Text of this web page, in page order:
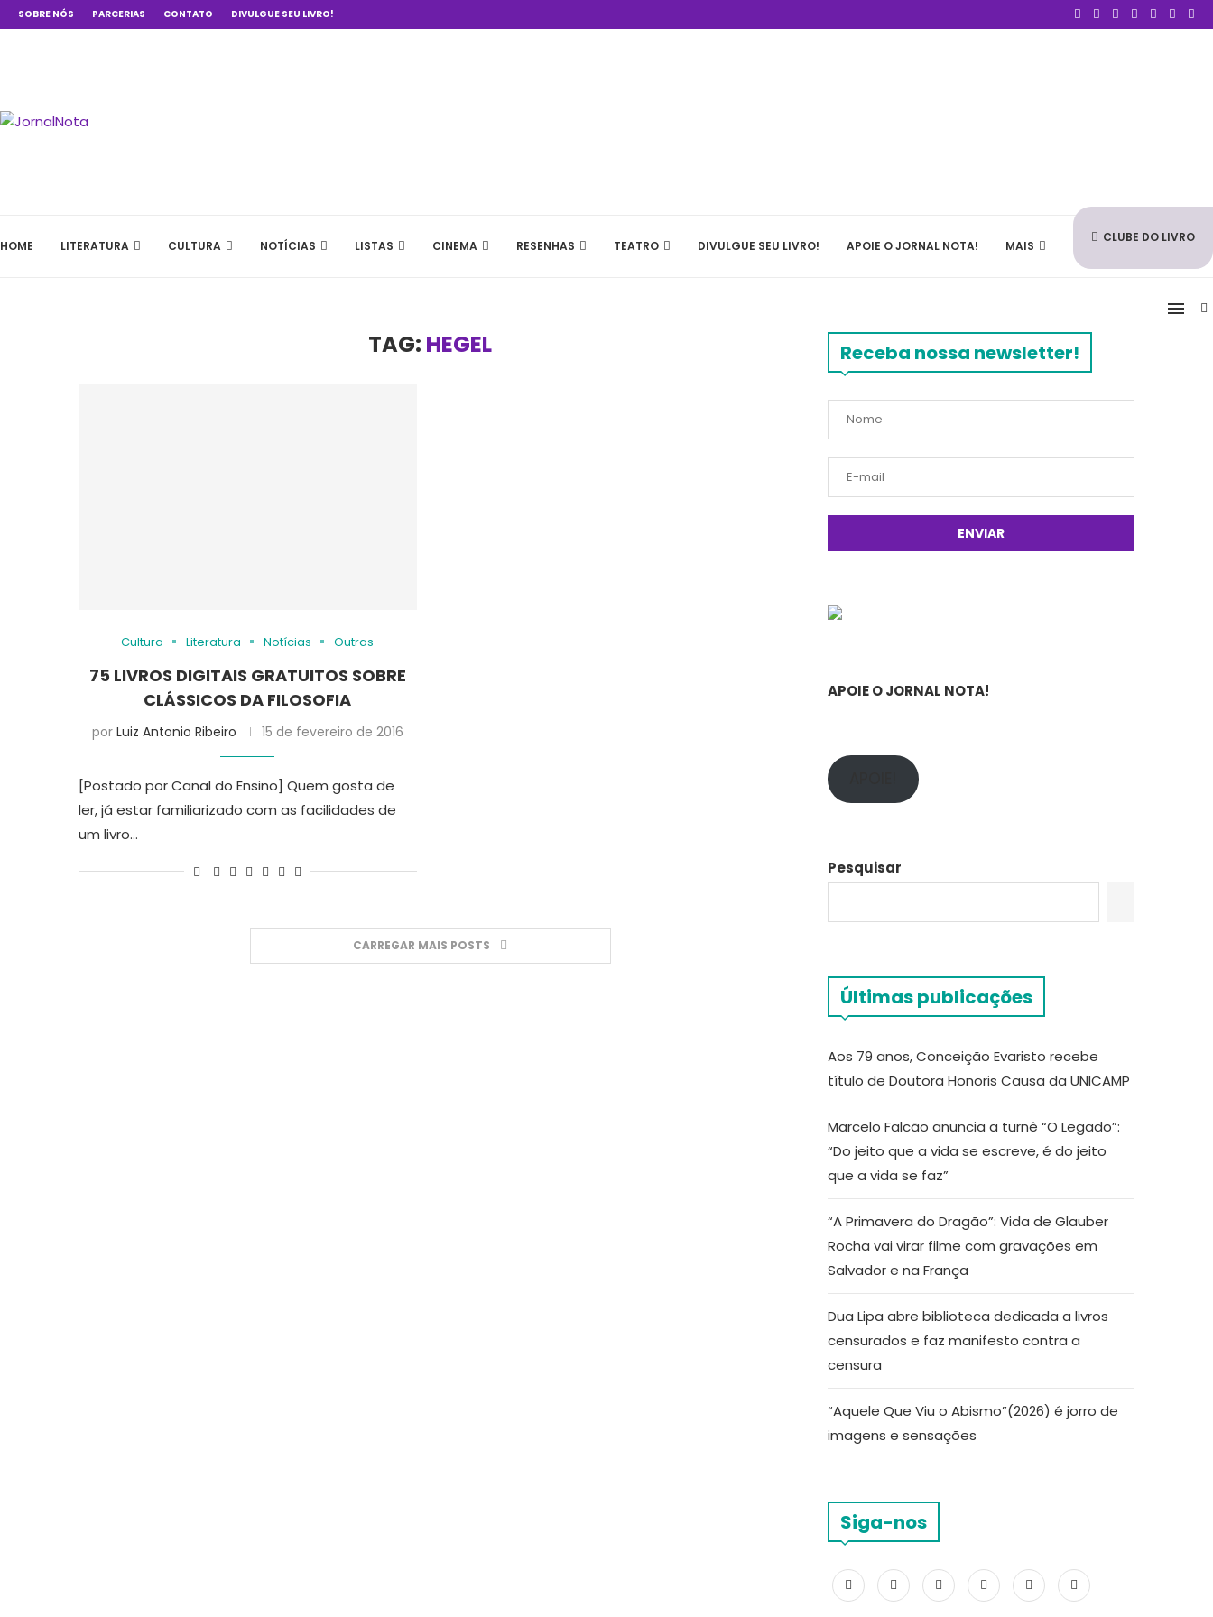
SOBRE NÓS PARCERIAS CONTATO DIVULGUE SEU LIVRO!
HOME LITERATURA CULTURA NOTÍCIAS LISTAS CINEMA RESENHAS TEATRO DIVULGUE SEU LIVRO! APOIE O JORNAL NOTA! MAIS
CLUBE DO LIVRO
TAG: HEGEL
Cultura Literatura Notícias Outras
75 LIVROS DIGITAIS GRATUITOS SOBRE
CLÁSSICOS DA FILOSOFIA
por Luiz Antonio Ribeiro 15 de fevereiro de 2016
[Postado por Canal do Ensino] Quem gosta de
ler, já estar familiarizado com as facilidades de
um livro…
CARREGAR MAIS POSTS
Receba nossa newsletter!
APOIE O JORNAL NOTA!
Pesquisar
Últimas publicações
Aos 79 anos, Conceição Evaristo recebe
título de Doutora Honoris Causa da UNICAMP
Marcelo Falcão anuncia a turnê “O Legado”:
“Do jeito que a vida se escreve, é do jeito
que a vida se faz”
“A Primavera do Dragão”: Vida de Glauber
Rocha vai virar filme com gravações em
Salvador e na França
Dua Lipa abre biblioteca dedicada a livros
censurados e faz manifesto contra a
censura
“Aquele Que Viu o Abismo”(2026) é jorro de
imagens e sensações
Siga-nos